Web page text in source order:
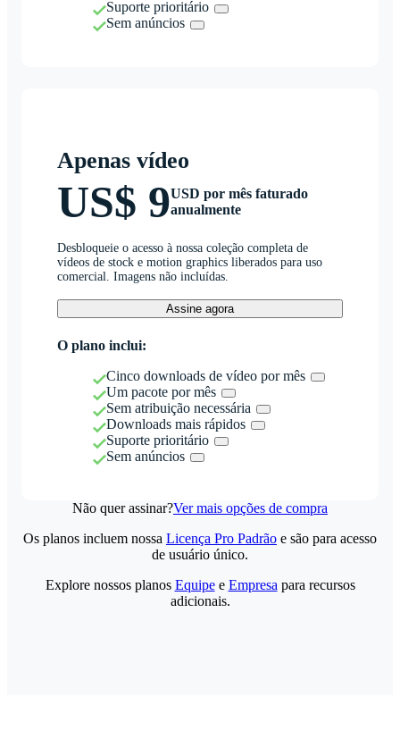
Suporte prioritário
Sem anúncios
Apenas vídeo
US$ 9USD por mês faturado
anualmente
Desbloqueie o acesso à nossa coleção completa de
vídeos de stock e motion graphics liberados para uso
comercial. Imagens não incluídas.
Assine agora
O plano inclui:
Cinco downloads de vídeo por mês
Um pacote por mês
Sem atribuição necessária
Downloads mais rápidos
Suporte prioritário
Sem anúncios
Não quer assinar?Ver mais opções de compra
Os planos incluem nossa Licença Pro Padrão e são para acesso
de usuário único.
Explore nossos planos Equipee Empresa para recursos
adicionais.